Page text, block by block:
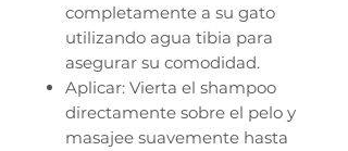
completamente a su gato
utilizando agua tibia para
asegurar su comodidad.
Aplicar: Vierta el shampoo
directamente sobre el pelo y
masajee suavemente hasta